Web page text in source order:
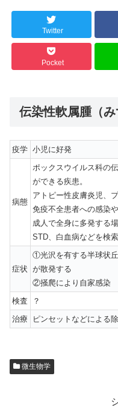
Twitter
Pocket
伝染性軟属腫（み
疫学 小児に好発
病態
ポックスウイルス科の
ができる疾患。
アトピー性皮膚炎児、
免疫不全患者への感染
成人で全身に多発する
STD、白血病などを検索
症状
①光沢を有する半球状
が散発する
②掻爬により自家感染
検査
？
治療
ピンセットなどによる
微生物学